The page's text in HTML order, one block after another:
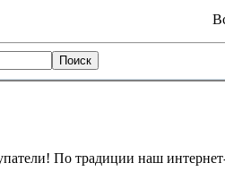
По традиции наш